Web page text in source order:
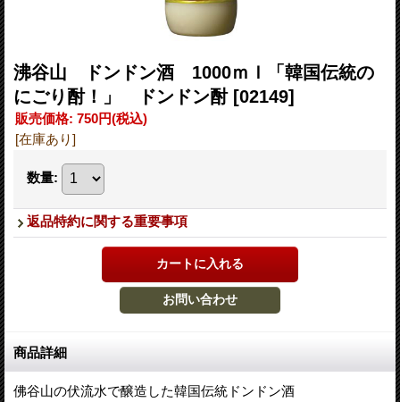
沸谷山 ドンドン酒 1000ｍｌ「韓国伝統の
にごり酎！」 ドンドン酎 [02149]
販売価格: 750円(税込)
[在庫あり]
数量:
返品特約に関する重要事項
商品詳細
佛谷山の伏流水で醸造した韓国伝統ドンドン酒